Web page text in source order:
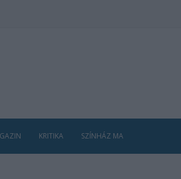
KRITIKA SZÍNHÁZ MA